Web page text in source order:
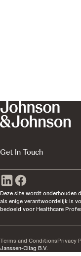
Get In Touch
Deze site wordt onderhouden
als enige verantwoordelijk is
bedoeld voor Healthcare
Janssen-Cilag B.V.
Terms and ConditionsPrivacy